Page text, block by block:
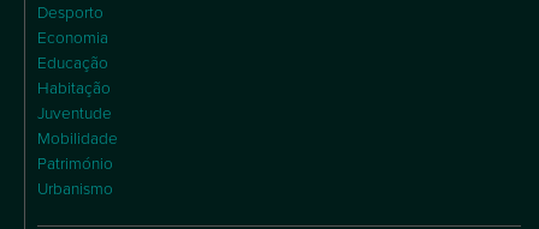
Desporto
Economia
Educação
Habitação
Juventude
Mobilidade
Património
Urbanismo